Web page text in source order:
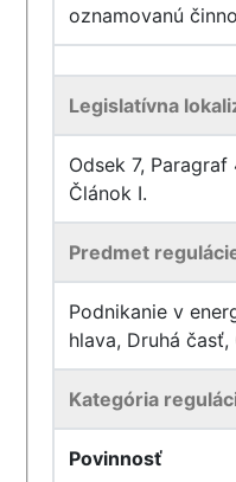
oznamovanú
Legislatívna
Odsek 7,
Článok I.
Predmet
Podnikanie v
hlava, Druhá časť,
Kategória
Povinnosť